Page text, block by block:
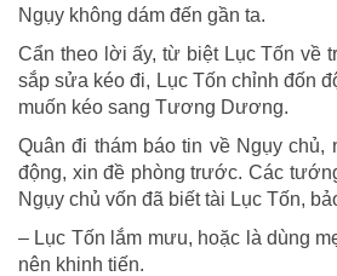
Ngụy không dám đến gần ta.
Cẩn theo lời ấy, từ biệt Lục Tốn về
sắp sửa kéo đi, Lục Tốn chỉnh đốn
muốn kéo sang Tương Dương.
Quân đi thám báo tin về Ngụy chủ,
động, xin đề phòng trước. Các
Ngụy chủ vốn đã biết tài Lục Tốn,
– Lục Tốn lắm mưu, hoặc là dùng
nên khinh tiến.